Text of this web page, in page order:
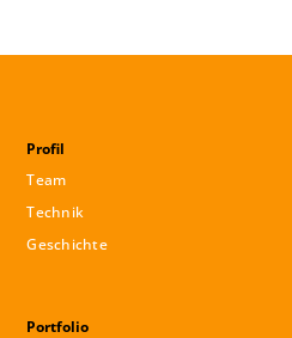
Profil
Team
Technik
Geschichte
Portfolio